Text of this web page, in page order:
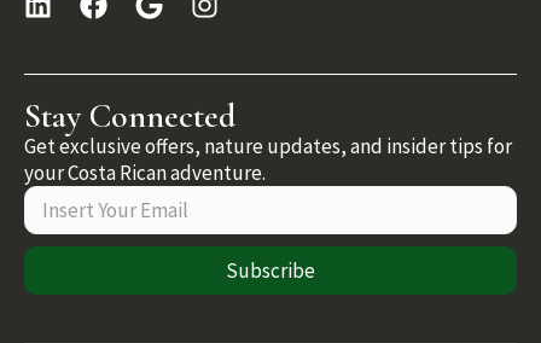
Stay Connected
Get exclusive offers, nature updates, and insider tips for
your Costa Rican adventure.
Subscribe